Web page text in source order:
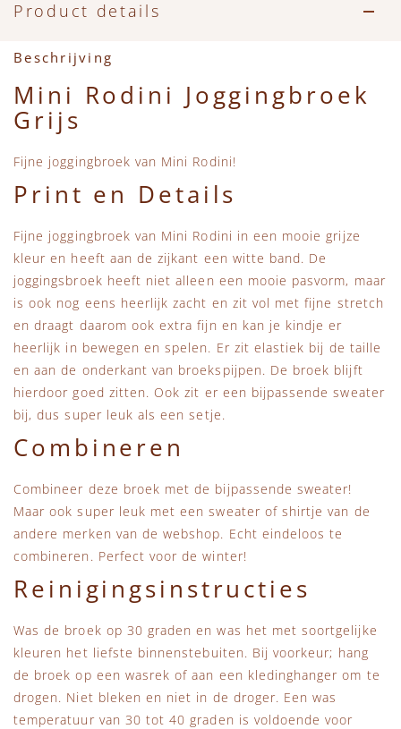
Accessoires
Zwemkleding
Zwemkleding
Feestkleding
Speelgoed
Beren, Speendoekjes en Knuffeldoekjes
Tassen
Verzorgingsproducten
Beren
MarMar Copenhagen
Mini Rodini
+1 in the family
New Balance
Piupiuchick
Play Up
Sproet & Sprout
Tiny Cottons
Product details
Beschrijving
Mini Rodini Joggingbroek
Grijs
Fijne joggingbroek van Mini Rodini!
Print en Details
Fijne joggingbroek van Mini Rodini in een mooie grijze
kleur en heeft aan de zijkant een witte band. De
joggingsbroek heeft niet alleen een mooie pasvorm, maar
is ook nog eens heerlijk zacht en zit vol met fijne stretch
en draagt daarom ook extra fijn en kan je kindje er
heerlijk in bewegen en spelen. Er zit elastiek bij de taille
en aan de onderkant van broekspijpen. De broek blijft
hierdoor goed zitten. Ook zit er een bijpassende sweater
bij, dus super leuk als een setje.
Combineren
Combineer deze broek met de bijpassende sweater!
Maar ook super leuk met een sweater of shirtje van de
andere merken van de webshop. Echt eindeloos te
combineren. Perfect voor de winter!
Reinigingsinstructies
Was de broek op 30 graden en was het met soortgelijke
kleuren het liefste binnenstebuiten. Bij voorkeur; hang
de broek op een wasrek of aan een kledinghanger om te
drogen. Niet bleken en niet in de droger. Een was
temperatuur van 30 tot 40 graden is voldoende voor